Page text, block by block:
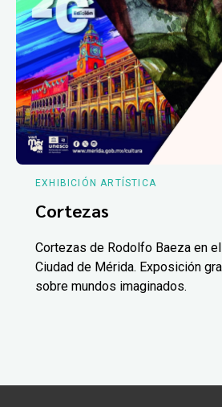
EXHIBICIÓN ARTÍSTICA
Cortezas
Cortezas de Rodolfo Baeza en
Ciudad de Mérida. Exposición
sobre mundos imaginados.